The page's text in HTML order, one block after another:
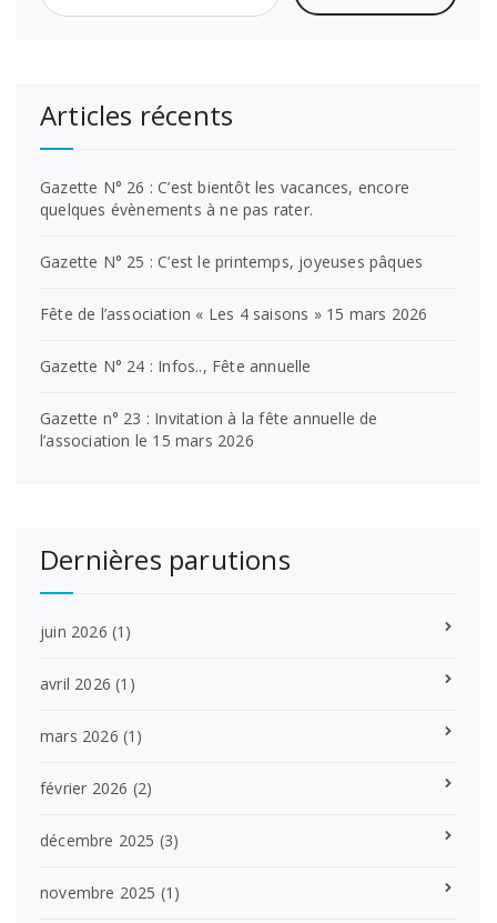
Articles récents
Gazette N° 26 : C’est bientôt les vacances, encore
quelques évènements à ne pas rater.
Gazette N° 25 : C’est le printemps, joyeuses pâques
Fête de l’association « Les 4 saisons » 15 mars 2026
Gazette N° 24 : Infos.., Fête annuelle
Gazette n° 23 : Invitation à la fête annuelle de
l’association le 15 mars 2026
Dernières parutions
juin 2026 (1)
avril 2026 (1)
mars 2026 (1)
février 2026 (2)
décembre 2025 (3)
novembre 2025 (1)